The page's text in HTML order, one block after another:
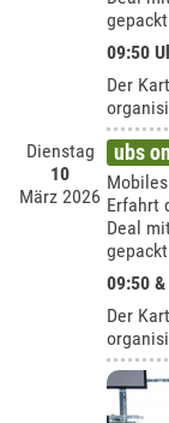
09:50
Der
Dienstag
10
März 2026
ubs
Erfahrt
Deal
09:50
Der